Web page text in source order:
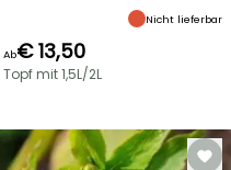
Nicht lieferbar
Ab€ 13,50
Topf mit 1,5L/2L